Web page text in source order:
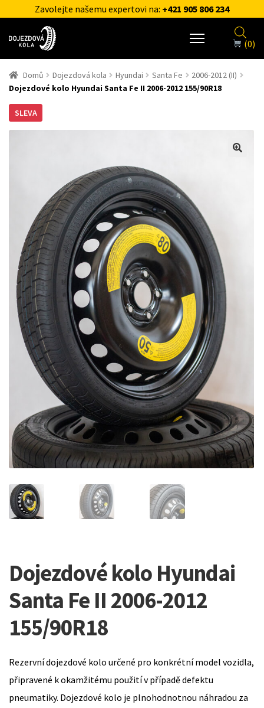
Zavolejte našemu expertovi na: +421 905 806 234
(0)
Domů Dojezdová kola Hyundai Santa Fe
2006-2012 (II)
Dojezdové kolo Hyundai Santa Fe II 2006-2012 155/90R18
SLEVA
Dojezdové kolo Hyundai
Santa Fe II 2006-2012
155/90R18
Rezervní dojezdové kolo určené pro konkrétní model vozidla,
připravené k okamžitému použití v případě defektu
pneumatiky. Dojezdové kolo je plnohodnotnou náhradou za